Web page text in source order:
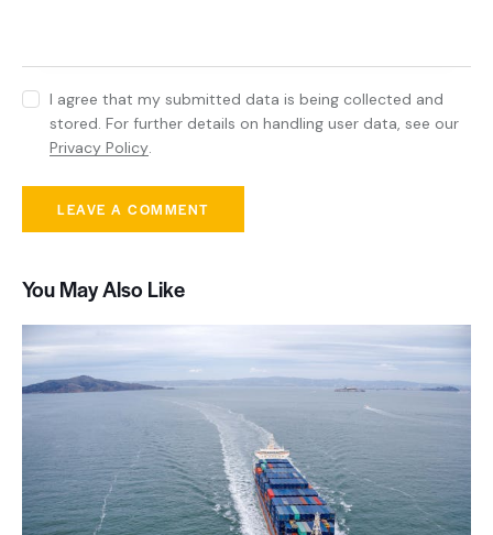
I agree that my submitted data is being collected and
stored. For further details on handling user data, see our
Privacy Policy
You May Also Like